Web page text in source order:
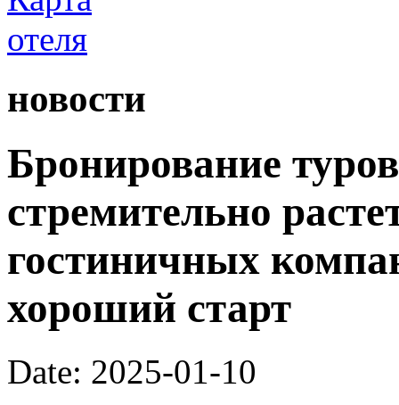
новости
Бронирование
стремительно
гостиничных
хороший старт
Date: 2025-01-10